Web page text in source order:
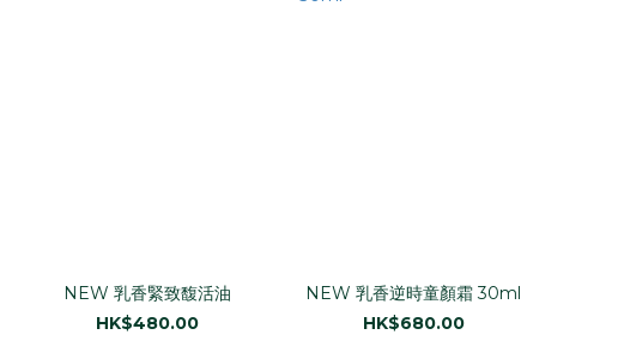
NEW 乳香緊致馥活油
HK$480.00
NEW 乳香逆時童顏霜 30ml
HK$680.00